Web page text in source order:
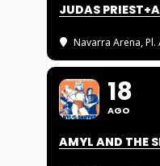
JUDAS
Navarra Arena,
18
AGO
AMYL AND THE